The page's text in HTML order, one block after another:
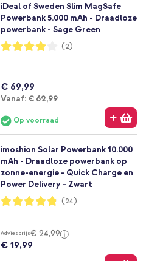
iDeal of Sweden Slim MagSafe
Powerbank 5.000 mAh - Draadloze
powerbank - Sage Green
Waardering:
80%
(2)
€ 69,99
Vanaf: Vanaf
€ 62,99
Op voorraad
imoshion Solar Powerbank 10.000
mAh - Draadloze powerbank op
zonne-energie - Quick Charge en
Power Delivery - Zwart
Waardering:
96%
(24)
Adviesprijs€ 24,99
€ 19,99